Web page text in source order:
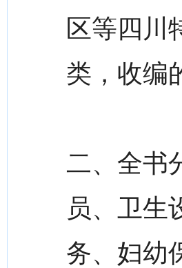
区等四川
类，收编
二、全书
员、卫生
务、妇幼